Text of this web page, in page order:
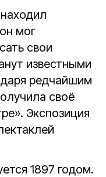
мог
свои
известными
редчайшим
своё
Экспозиция
1897 годом.